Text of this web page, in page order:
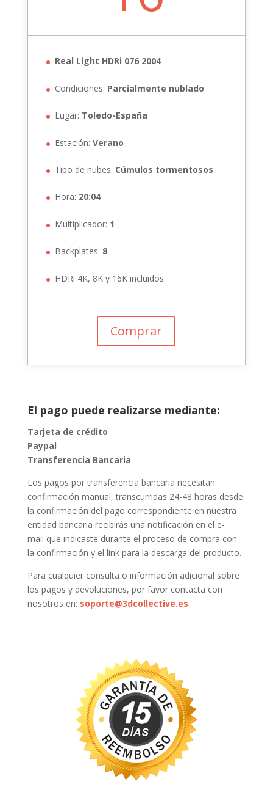
Real Light HDRi 076 2004
Condiciones: Parcialmente nublado
Lugar: Toledo-España
Estación: Verano
Tipo de nubes: Cúmulos tormentosos
Hora: 20:04
Multiplicador: 1
Backplates: 8
HDRi 4K, 8K y 16K incluidos
Comprar
El pago puede realizarse mediante:
Tarjeta de crédito
Paypal
Transferencia Bancaria
Los pagos por transferencia bancaria necesitan
confirmación manual, transcurridas 24-48 horas desde
la confirmación del pago correspondiente en nuestra
entidad bancaria recibirás una notificación en el e-
mail que indicaste durante el proceso de compra con
la confirmación y el link para la descarga del producto.
Para cualquier consulta o información adicional sobre
los pagos y devoluciones, por favor contacta con
nosotros en: soporte@3dcollective.es